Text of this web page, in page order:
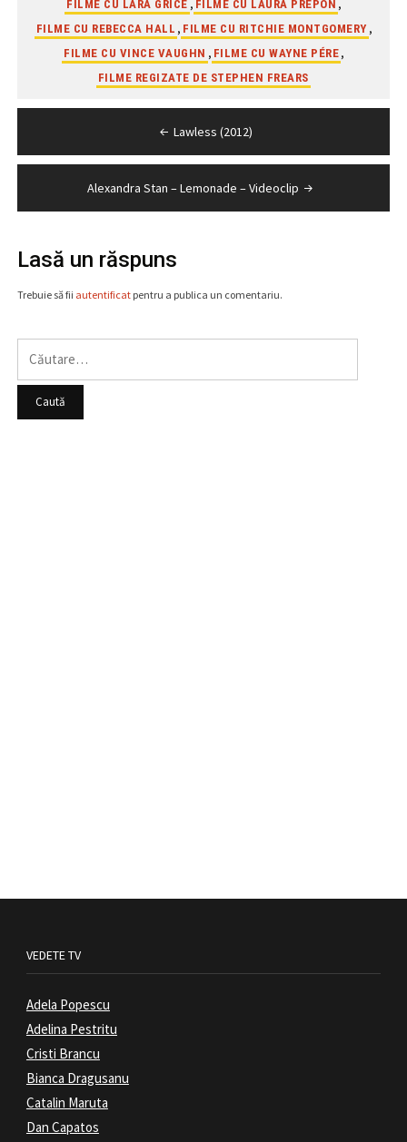
FILME CU LARA GRICE , FILME CU LAURA PREPON ,
FILME CU REBECCA HALL , FILME CU RITCHIE MONTGOMERY ,
FILME CU VINCE VAUGHN , FILME CU WAYNE PÉRE ,
FILME REGIZATE DE STEPHEN FREARS
în
articole
Lawless (2012)
Alexandra Stan – Lemonade – Videoclip
Lasă un răspuns
Trebuie să fii autentificatpentru a publica un comentariu.
VEDETE TV
Adela Popescu
Adelina Pestritu
Cristi Brancu
Bianca Dragusanu
Catalin Maruta
Dan Capatos